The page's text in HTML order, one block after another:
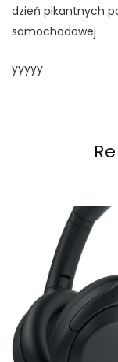
dzień pikantnych
samochodowej
yyyyy